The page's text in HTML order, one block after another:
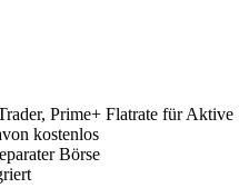
Prime+ Flatrate für Aktive
kostenlos
Börse